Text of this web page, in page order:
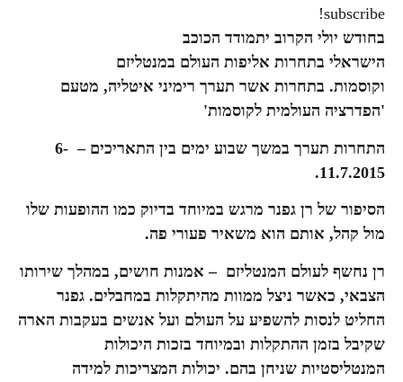
subscribe!
בחודש יולי הקרוב יתמודד הכוכב
הישראלי בתחרות אליפות העולם במנטליזם
וקוסמות. בתחרות אשר תערך רימיני איטליה, מטעם
'הפדרציה העולמית לקוסמות'
התחרות תערך במשך שבוע ימים בין התאריכים – 6-
11.7.2015.
הסיפור של רן גפנר מרגש במיוחד בדיוק כמו ההופעות שלו
מול קהל, אותם הוא משאיר פעורי פה.
רן נחשף לעולם המנטליזם – אמנות חושים, במהלך שירותו
הצבאי, כאשר ניצל ממוות מהיתקלות במחבלים. גפנר
החליט לנסות להשפיע על העולם ועל אנשים בעקבות הארה
שקיבל בזמן ההתקלות ובמיוחד בזכות היכולות
המנטליסטיות שניחן בהם. יכולות המצריכות למידה